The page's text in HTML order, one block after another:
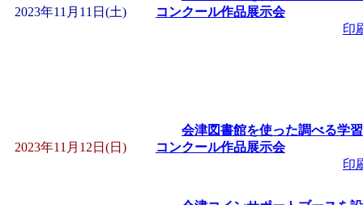
2023年11月11日(土)
コンクール作品展示会
印
2023年11月12日(日)
会津図書館を使った調べる学習
コンクール作品展示会
印